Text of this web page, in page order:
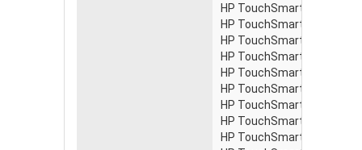
HP TouchSmart 300-
HP TouchSmart 300-
HP TouchSmart 300-
HP TouchSmart 300-
HP TouchSmart 300-
HP TouchSmart 300-
HP TouchSmart 300-
HP TouchSmart 300-
HP TouchSmart 300-